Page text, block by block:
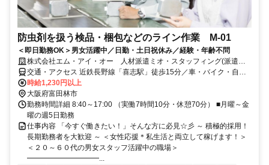
防虫剤を扱う検品・梱包などのライン作業 M-01
＜即日勤務OK＞男女活躍中／日勤・土日祝休み／経験・年齢不問
株式会社エム・アイ・オー 人材派遣ミオ・スタッフィング(派遣先:
大阪府富田林市)
交通・アクセス 近鉄長野線「喜志駅」徒歩15分／車・バイク・自転
車通勤OK
時給1,230円以上
大阪府富田林市
勤務時間詳細 8:40～17:00 （実働7時間10分・休憩70分） ■月曜～金
曜の週5日勤務
仕事内容 「今すぐ働きたい！」そんな方に必見☆彡 ～ 積極的採用！
長期勤務者を大歓迎 ～ ＜女性応援＊私生活と両立して稼げます！＞
＜２０～６０代の男女スタッフ活躍中の職場＞
━━━━━━━━━━...